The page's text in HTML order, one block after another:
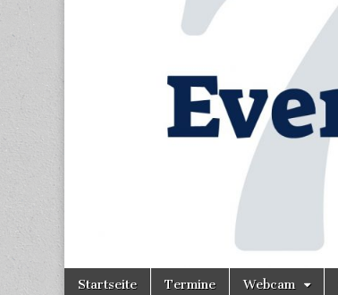
Main
Skip
Startseite Termine Webcam